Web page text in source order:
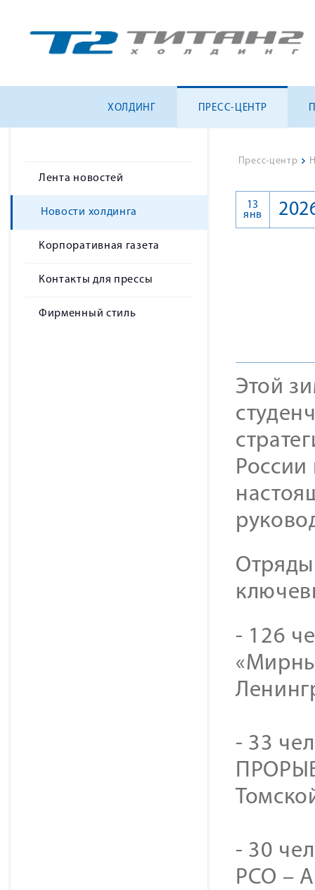
ХОЛДИНГ ПРЕСС-ЦЕНТР
Лента новостей
Новости холдинга
Корпоративная газета
Контакты для прессы
Фирменный стиль
Пресс-центр >
13
янв
Этой
России
Отряды
- 126
- 33
- 30
РСО –